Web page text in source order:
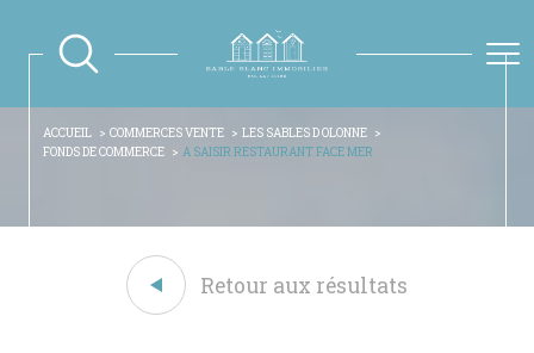
ACCUEIL COMMERCES VENTE
LES SABLES D OLONNE
FONDS DE COMMERCE
A SAISIR RESTAURANT FACE MER
Retour aux résultats